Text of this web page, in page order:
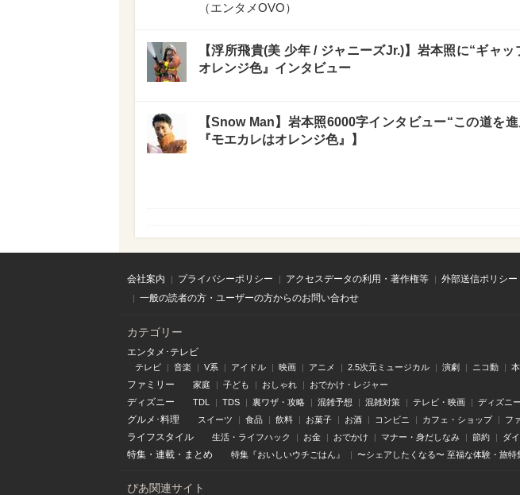
（エンタメOVO）
【浮所飛貴(美 少年 / ジャニーズJr.)】岩本照に“ギャ
オレンジ色』インタビュー
【Snow Man】岩本照6000字インタビュー“この道を
『モエカレはオレンジ色』】
会社案内 プライバシーポリシー アクセスデータの利用・著作権等 外部送信ポリシー
一般の読者の方・ユーザーの方からのお問い合わせ
カテゴリー
エンタメ･テレビ
テレビ 音楽 V系 アイドル 映画 アニメ 2.5次元ミュージカル 演劇 ニコ動
ファミリー 家庭 子ども おしゃれ おでかけ・レジャー
ディズニー TDL TDS 裏ワザ・攻略 混雑予想 混雑対策 テレビ・映画 ディズニ
グルメ･料理 スイーツ 食品 飲料 お菓子 お酒 コンビニ カフェ・ショップ フ
ライフスタイル 生活・ライフハック お金 おでかけ マナー・身だしなみ 節約 ダ
特集 ・ 連載 ・ まとめ 特集『おいしいウチごはん』 〜シェアしたくなる〜 至福な体験・旅特
ぴあ関連サイト